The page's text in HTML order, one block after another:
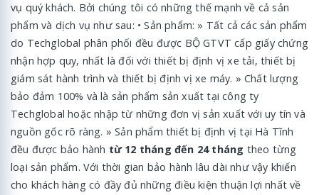
vụ quý khách. Bởi chúng tôi có những thế mạnh về cả sản
phẩm và dịch vụ như sau: • Sản phẩm: » Tất cả các sản phẩm
do Techglobal phân phối đều được BỘ GTVT cấp giấy chứng
nhận hợp quy, nhất là đối với thiết bị định vị xe tải, thiết bị
giám sát hành trình và thiết bị định vị xe máy. » Chất lượng
bảo đảm 100% và là sản phẩm sản xuất tại công ty
Techglobal hoặc nhập từ những đơn vị sản xuất với uy tín và
nguồn gốc rõ ràng. » Sản phẩm thiết bị định vị tại Hà Tĩnh
đều được bảo hành từ 12 tháng đến 24 tháng theo từng
loại sản phẩm. Với thời gian bảo hành lâu dài như vậy khiến
cho khách hàng có đầy đủ những điều kiện thuận lợi nhất về